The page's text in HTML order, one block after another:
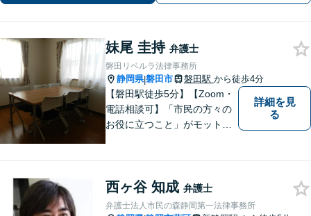
妹尾 圭持 弁護士
磐田リベルラ法律事務所
静岡県|磐田市 磐田駅 から徒歩4分
【磐田駅徒歩5分】【Zoom・
電話相談可】「市民の方々の
お役に立つこと」がモットー
らゆる問題に真摯に向き合っ
てまいります。【駐車場あ
詳細を見
る
西ヶ谷 知成 弁護士
弁護士法人市民の森静岡第一法律事務所